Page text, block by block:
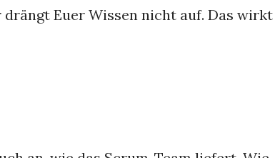
Euer Wissen nicht auf. Das wirkt